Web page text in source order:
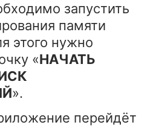
запустить
памяти
этого нужно
«НАЧАТЬ
».
перейдёт